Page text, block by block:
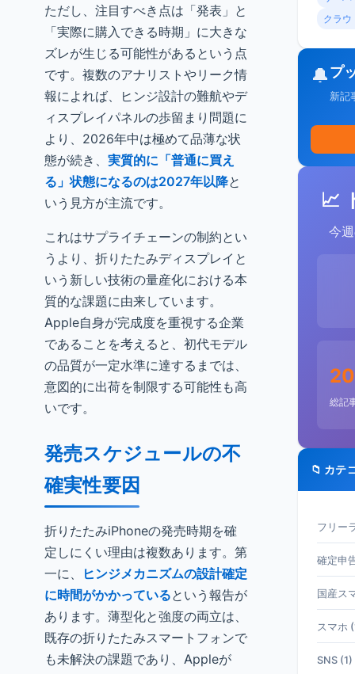
ただし、注目すべき点は「発表」と
「実際に購入できる時期」に大きな
ズレが生じる可能性があるという点
です。複数のアナリストやリーク情
報によれば、ヒンジ設計の難航やデ
ィスプレイパネルの歩留まり問題に
より、2026年中は極めて品薄な状
態が続き、 実質的に「普通に買え
る」状態になるのは2027年以降と
いう見方が主流です。
これはサプライチェーンの制約とい
うより、折りたたみディスプレイと
いう新しい技術の量産化における本
質的な課題に由来しています。
Apple自身が完成度を重視する企業
であることを考えると、初代モデル
の品質が一定水準に達するまでは、
意図的に出荷を制限する可能性も高
いです。
発売スケジュールの不
確実性要因
折りたたみiPhoneの発売時期を確
定しにくい理由は複数あります。第
一に、
ヒンジメカニズムの設計確定
に時間がかかっているという報告が
あります。薄型化と強度の両立は、
既存の折りたたみスマートフォンで
も未解決の課題であり、Appleが
クラウ
🔔プ
新記
📈
今
総記
📁 カテ
フリー
確定申
国産ス
スマホ
SNS (1)